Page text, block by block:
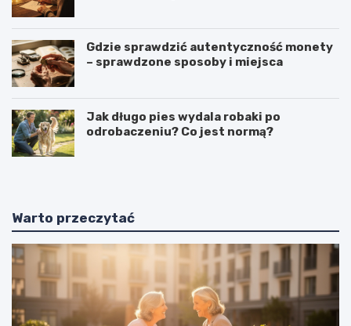
Gdzie sprawdzić autentyczność monety
– sprawdzone sposoby i miejsca
Jak długo pies wydala robaki po
odrobaczeniu? Co jest normą?
Warto przeczytać